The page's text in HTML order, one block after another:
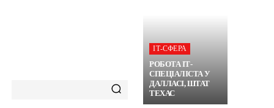
ІТ-СФЕРА
РОБОТА ІТ-
СПЕЦІАЛІСТА У
ДАЛЛАСІ, ШТАТ
ТЕХАС